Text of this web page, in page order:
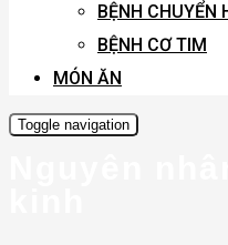
BỆNH CHUYỂN
BỆNH CƠ TIM
MÓN ĂN
Toggle navigation